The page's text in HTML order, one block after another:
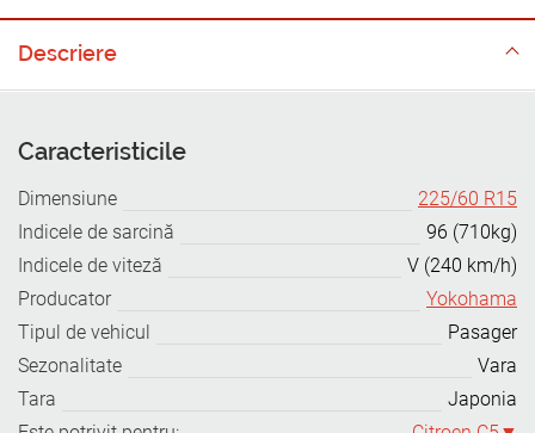
Descriere
Caracteristicile
Dimensiune
225/60 R15
Indicele de sarcină
96 (710kg)
Indicele de viteză
V (240 km/h)
Producator
Yokohama
Tipul de vehicul
Pasager
Sezonalitate
Vara
Tara
Japonia